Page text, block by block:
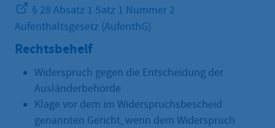
§ 28 Absatz 1 Satz 1 Nummer 2
Aufenthaltsgesetz (AufenthG)
Rechtsbehelf
Widerspruch gegen die Entscheidung der
Ausländerbehörde
Klage vor dem im Widerspruchsbescheid
genannten Gericht, wenn dem Widerspruch